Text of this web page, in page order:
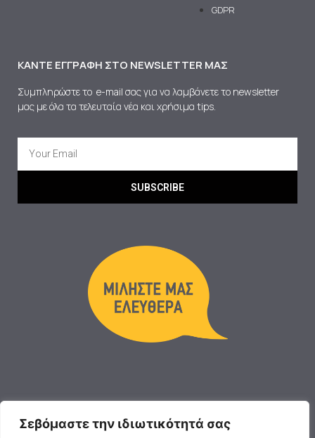
Σεβόμαστε την ιδιωτικότητά σας
GDPR
ΚΆΝΤΕ ΕΓΓΡΑΦΉ ΣΤΟ NEWSLETTER ΜΑΣ
Συμπληρώστε το e-mail σας για να λαμβάνετε το newsletter
μας με όλα τα τελευταία νέα και χρήσιμα tips.
SUBSCRIBE